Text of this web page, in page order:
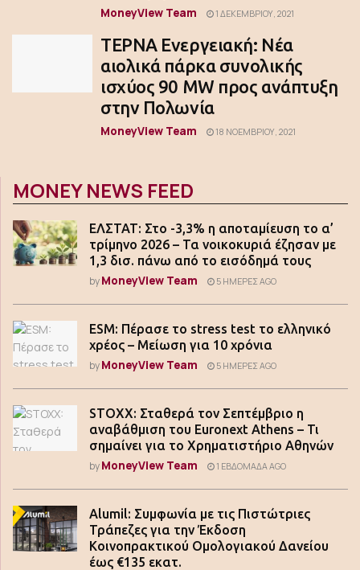
MoneyView Team 1 ΔΕΚΕΜΒΡΊΟΥ, 2021
ΤΕΡΝΑ Ενεργειακή: Νέα
αιολικά πάρκα συνολικής
ισχύος 90 MW προς ανάπτυξη
στην Πολωνία
MoneyView Team 18 ΝΟΕΜΒΡΊΟΥ, 2021
MONEY NEWS FEED
ΕΛΣΤΑΤ: Στο -3,3% η αποταμίευση το α’
τρίμηνο 2026 – Τα νοικοκυριά έζησαν με
1,3 δισ. πάνω από το εισόδημά τους
byMoneyView Team 5 ΗΜΈΡΕΣ AGO
ESM: Πέρασε το stress test το ελληνικό
χρέος – Μείωση για 10 χρόνια
byMoneyView Team 5 ΗΜΈΡΕΣ AGO
STOXX: Σταθερά τον Σεπτέμβριο η
αναβάθμιση του Euronext Athens – Τι
σημαίνει για το Χρηματιστήριο Αθηνών
byMoneyView Team 1 ΕΒΔΟΜΆΔΑ AGO
Alumil: Συμφωνία με τις Πιστώτριες
Τράπεζες για την Έκδοση
Κοινοπρακτικού Ομολογιακού Δανείου
έως €135 εκατ.